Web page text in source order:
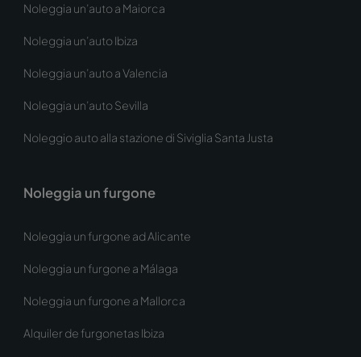
Noleggia un’auto a Maiorca
Noleggia un’auto Ibiza
Noleggia un’auto a Valencia
Noleggia un’auto Sevilla
Noleggio auto alla stazione di Siviglia Santa Justa
Noleggia un furgone
Noleggia un furgone ad Alicante
Noleggia un furgone a Málaga
Noleggia un furgone a Mallorca
Alquiler de furgonetas Ibiza